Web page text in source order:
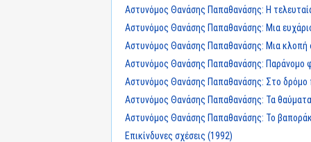
Αστυνόμος Θανάσης Παπαθανάσης: Η
Αστυνόμος Θανάσης Παπαθανάσης: Μια
Αστυνόμος Θανάσης Παπαθανάσης: Μια κλοπή
Αστυνόμος Θανάσης Παπαθανάσης: Παράνομο
Αστυνόμος Θανάσης Παπαθανάσης: Στο
Αστυνόμος Θανάσης Παπαθανάσης: Τα θαύματα
Αστυνόμος Θανάσης Παπαθανάσης: Το
Επικίνδυνες σχέσεις (1992)